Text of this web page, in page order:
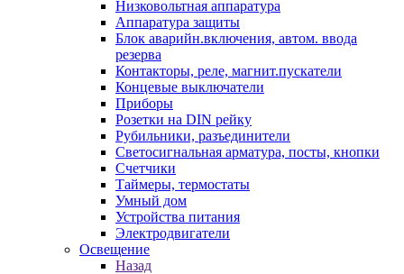
Низковольтная аппаратура
Аппаратура защиты
Блок аварийн.включения, автом. ввода
резерва
Контакторы, реле, магнит.пускатели
Концевые выключатели
Приборы
Розетки на DIN рейку
Рубильники, разъединители
Светосигнальная арматура, посты, кнопки
Счетчики
Таймеры, термостаты
Умный дом
Устройства питания
Электродвигатели
Освещение
Назад